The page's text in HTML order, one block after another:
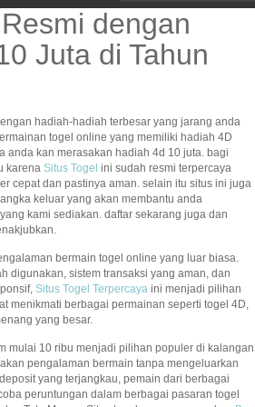
dengan
Juta di Tahun
hadiah-hadiah terbesar yang jarang anda
togel online yang memiliki hadiah 4D
anda kan merasakan hadiah 4d 10 juta. bagi
karena Situs Togel ini sudah resmi terpercaya
cepat dan pastinya aman. selain itu situs ini juga
keluar yang akan membantu anda
kami sediakan. daftar sekarang juga dan
bermain togel online yang luar biasa.
digunakan, sistem transaksi yang aman, dan
Situs Togel Terpercaya ini menjadi pilihan
menikmati berbagai permainan seperti togel 4D,
yang besar.
mulai 10 ribu menjadi pilihan populer di kalangan
pengalaman bermain tanpa mengeluarkan
yang terjangkau, pemain dari berbagai
peruntungan dalam berbagai pasaran togel